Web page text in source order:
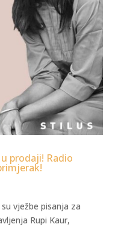
prodaji! Radio
vježbe pisanja za
Rupi Kaur,